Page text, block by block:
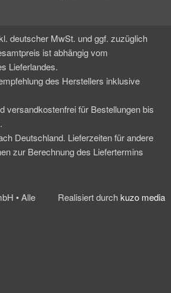
deutscher MwSt. und ggf. zuzüglich
ist abhängig vom
Lieferlandes.
des Herstellers inklusive
versandkostenfrei für Bestellungen bis
Deutschland. Lieferzeiten für andere
zur Berechnung des Liefertermins
• Alle
Realisiert durchkuzo media